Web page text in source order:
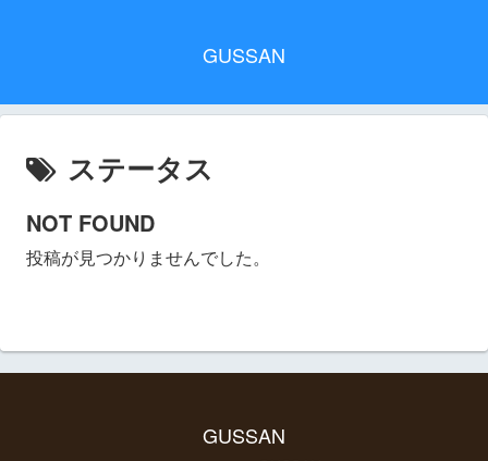
GUSSAN
ステータス
NOT FOUND
投稿が見つかりませんでした。
GUSSAN